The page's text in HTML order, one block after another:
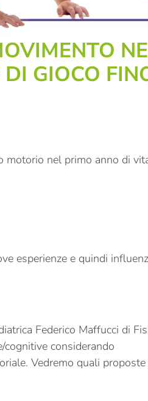
GIOCO
nel primo anno di
esperienze e quindi
Federico Maffucci di
considerando
Vedremo quali